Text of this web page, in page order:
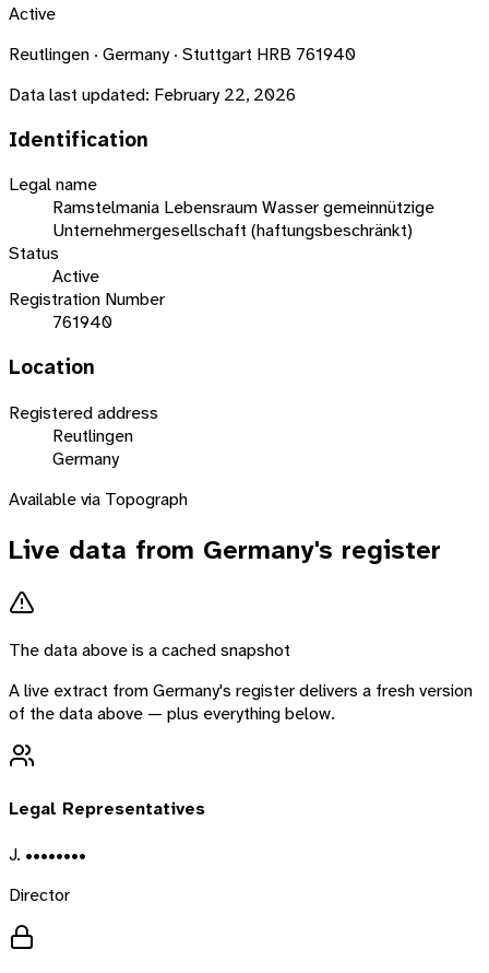
Active
Reutlingen · Germany · Stuttgart HRB 761940
Data last updated: February 22, 2026
Identification
Legal name
Ramstelmania Lebensraum Wasser gemeinnützige
Unternehmergesellschaft (haftungsbeschränkt)
Status
Active
Registration Number
761940
Location
Registered address
Reutlingen
Germany
Available via Topograph
Live data from Germany's register
The data above is a cached snapshot
A live extract fromGermany's register delivers a fresh version
of the data above — plus everything below.
Legal Representatives
J. ••••••••
Director